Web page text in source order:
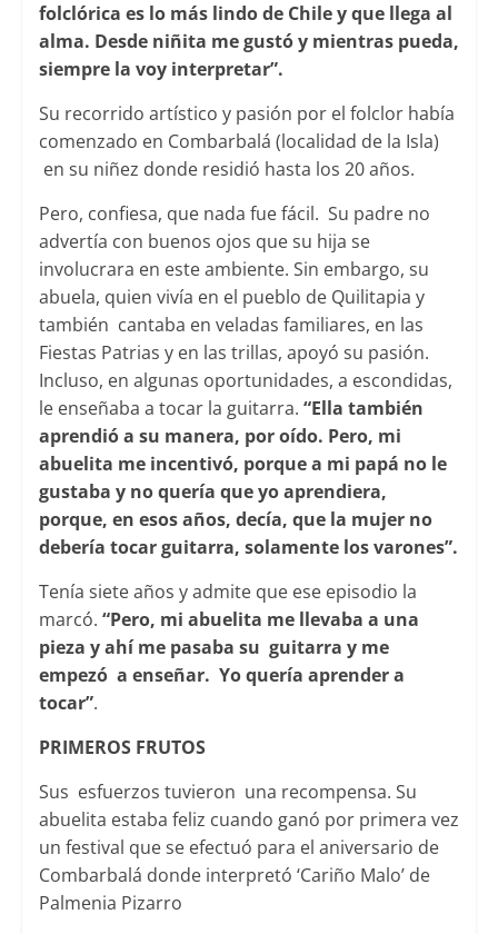
folclórica es lo más lindo de Chile y que llega al
alma. Desde niñita me gustó y mientras pueda,
siempre la voy interpretar”.
Su recorrido artístico y pasión por el folclor había
comenzado en Combarbalá (localidad de la Isla)
en su niñez donde residió hasta los 20 años.
Pero, confiesa, que nada fue fácil. Su padre no
advertía con buenos ojos que su hija se
involucrara en este ambiente. Sin embargo, su
abuela, quien vivía en el pueblo de Quilitapia y
también cantaba en veladas familiares, en las
Fiestas Patrias y en las trillas, apoyó su pasión.
Incluso, en algunas oportunidades, a escondidas,
le enseñaba a tocar la guitarra. “Ella también
aprendió a su manera, por oído. Pero, mi
abuelita me incentivó, porque a mi papá no le
gustaba y no quería que yo aprendiera,
porque, en esos años, decía, que la mujer no
debería tocar guitarra, solamente los varones”.
Tenía siete años y admite que ese episodio la
marcó. “Pero, mi abuelita me llevaba a una
pieza y ahí me pasaba su guitarra y me
empezó a enseñar. Yo quería aprender a
tocar”.
PRIMEROS FRUTOS
Sus esfuerzos tuvieron una recompensa. Su
abuelita estaba feliz cuando ganó por primera vez
un festival que se efectuó para el aniversario de
Combarbalá donde interpretó ‘Cariño Malo’ de
Palmenia Pizarro